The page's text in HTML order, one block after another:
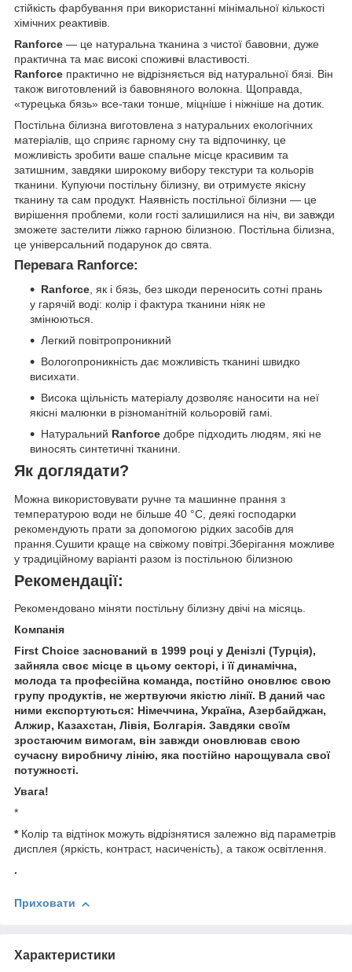
стійкість фарбування при використанні мінімальної кількості
хімічних реактивів.
Ranforce — це натуральна тканина з чистої бавовни, дуже
практична та має високі споживчі властивості.
Ranforce практично не відрізняється від натуральної бязі. Він
також виготовлений із бавовняного волокна. Щоправда,
«турецька бязь» все-таки тонше, міцніше і ніжніше на дотик.
Постільна білизна виготовлена з натуральних екологічних
матеріалів, що сприяє гарному сну та відпочинку, це
можливість зробити ваше спальне місце красивим та
затишним, завдяки широкому вибору текстури та кольорів
тканини. Купуючи постільну білизну, ви отримуєте якісну
тканину та сам продукт. Наявність постільної білизни — це
вирішення проблеми, коли гості залишилися на ніч, ви завжди
зможете застелити ліжко гарною білизною. Постільна білизна,
це універсальний подарунок до свята.
Перевага Ranforce:
Ranforce , як і бязь, без шкоди переносить сотні прань
у гарячій воді: колір і фактура тканини ніяк не
змінюються.
Легкий повітропроникний
Вологопроникність дає можливість тканині швидко
висихати.
Висока щільність матеріалу дозволяє наносити на неї
якісні малюнки в різноманітній кольоровій гамі.
Натуральний Ranforce добре підходить людям, які не
виносять синтетичні тканини.
Як доглядати?
Можна використовувати ручне та машинне прання з
температурою води не більше 40 °C, деякі господарки
рекомендують прати за допомогою рідких засобів для
прання.Сушити краще на свіжому повітрі.Зберігання можливе
у традиційному варіанті разом із постільною білизною
Рекомендації:
Рекомендовано міняти постільну білизну двічі на місяць.
Компанія
First Choice заснований в 1999 році у Денізлі (Турція),
зайняла своє місце в цьому секторі, і її динамічна,
молода та професійна команда, постійно оновлює свою
групу продуктів, не жертвуючи якістю лінії. В даний час
ними експортуються: Німеччина, Україна, Азербайджан,
Алжир, Казахстан, Лівія, Болгарія. Завдяки своїм
зростаючим вимогам, він завжди оновлював свою
сучасну виробничу лінію, яка постійно нарощувала свої
потужності.
Увага!
*
* Колір та відтінок можуть відрізнятися залежно від параметрів
дисплея (яркість, контраст, насиченість), а також освітлення.
.
Приховати
Характеристики